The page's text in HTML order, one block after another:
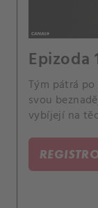
Epizoda
Tým pátrá
svou
vybíjejí na
svého syna.